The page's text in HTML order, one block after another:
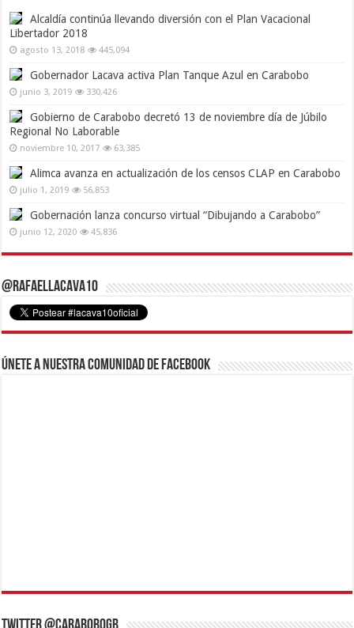
Alcaldía continúa llevando diversión con el Plan Vacacional
Libertador 2018
agosto 13, 2018 445,094
Gobernador Lacava activa Plan Tanque Azul en Carabobo
junio 3, 2019 330,426
Gobierno de Carabobo decretó 13 de noviembre día de Júbilo
Regional No Laborable
noviembre 10, 2017 63,385
Alimca avanza en actualización de los censos CLAP en Carabobo
julio 1, 2019 56,853
Gobernación lanza concurso virtual “Dibujando a Carabobo”
junio 12, 2020 45,836
@RafaelLacava10
Únete a nuestra comunidad de Facebook